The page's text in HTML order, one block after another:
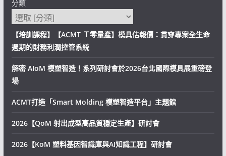
分類
【培訓課程】【ACMT Ｔ零量產】模具估報價：貫穿專案全生命
週期的財務利潤控管系統
解密 AIoM 模塑智造！系列研討會於2026台北國際模具展重磅登
場
ACMT打造「Smart Molding 模塑智造平台」主題館
2026【QoM 射出成型高品質穩定生產】研討會
2026【KoM 塑料基因智識庫與AI知識工程】研討會